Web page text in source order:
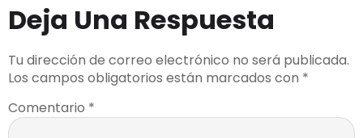
Deja Una Respuesta
Tu dirección de correo electrónico no será publicada.
Los campos obligatorios están marcados con *
Comentario *